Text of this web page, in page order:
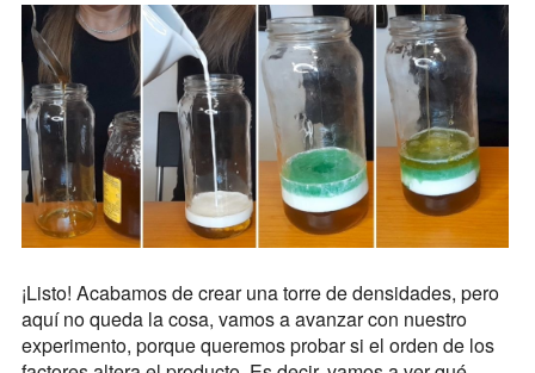
¡Listo! Acabamos de crear una torre de densidades, pero
aquí no queda la cosa, vamos a avanzar con nuestro
experimento, porque queremos probar si el orden de los